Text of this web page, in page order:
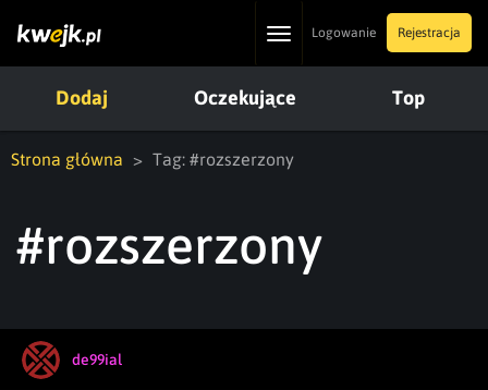
ToggleLogowanie Rejestracja
Dodaj Oczekujące Top
Strona główna Tag: #rozszerzony
#rozszerzony
de99ial